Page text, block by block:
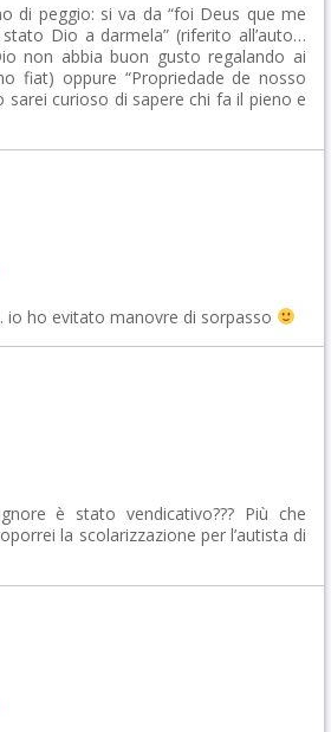
di peggio: si va da “foi Deus que me
stato Dio a darmela” (riferito all’auto…
non abbia buon gusto regalando ai
fiat) oppure “Propriedade de nosso
sarei curioso di sapere chi fa il pieno e
io ho evitato manovre di sorpasso
è stato vendicativo??? Più che
la scolarizzazione per l’autista di